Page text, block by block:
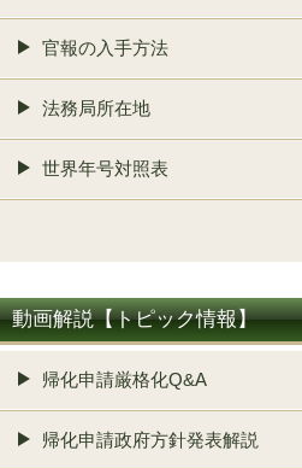
官報の入手方法
法務局所在地
世界年号対照表
動画解説【トピック情報】
帰化申請厳格化Q&A
帰化申請政府方針発表解説